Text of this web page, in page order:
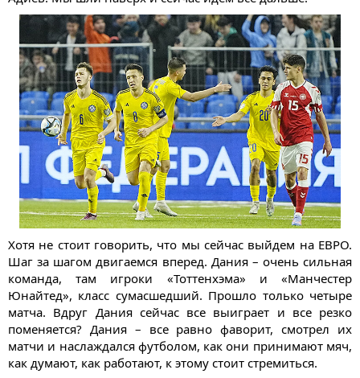
Хотя не стоит говорить, что мы сейчас выйдем на ЕВРО.
Шаг за шагом двигаемся вперед. Дания – очень сильная
команда, там игроки «Тоттенхэма» и «Манчестер
Юнайтед», класс сумасшедший. Прошло только четыре
матча. Вдруг Дания сейчас все выиграет и все резко
поменяется? Дания – все равно фаворит, смотрел их
матчи и наслаждался футболом, как они принимают мяч,
как думают, как работают, к этому стоит стремиться.